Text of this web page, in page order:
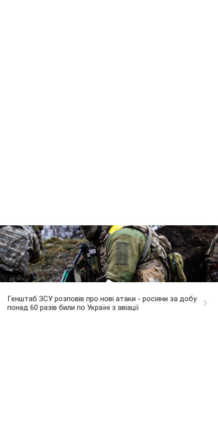
Генштаб ЗСУ розповів про нові атаки - росіяни за добу
понад 60 разів били по Україні з авіації